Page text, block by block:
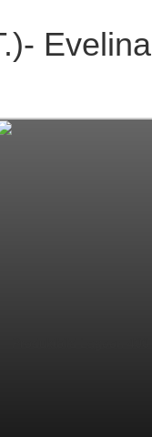
Evelina